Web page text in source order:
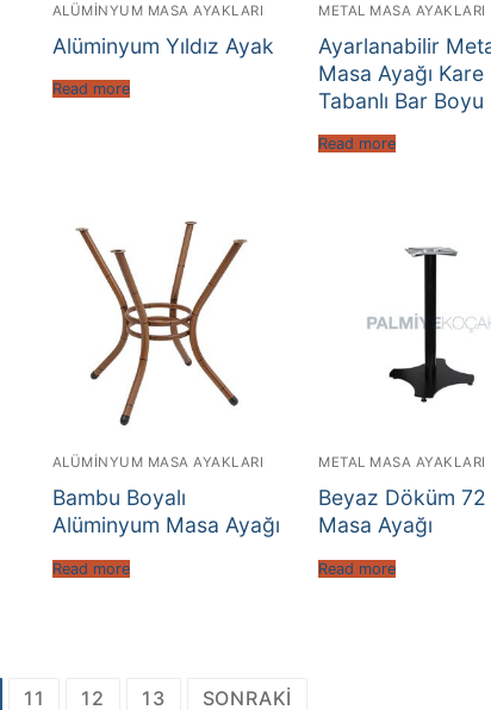
ALÜMINYUM MASA AYAKLARI
Alüminyum Yıldız Ayak
Read more
METAL MASA AYAKLARI
Ayarlanabilir
Masa Ayağı Kare
Tabanlı Bar Boyu
Read more
ALÜMINYUM MASA AYAKLARI
Bambu Boyalı
Alüminyum Masa Ayağı
Read more
METAL MASA AYAKLARI
Beyaz Döküm
Masa Ayağı
Read more
11 12 13 SONRAKI